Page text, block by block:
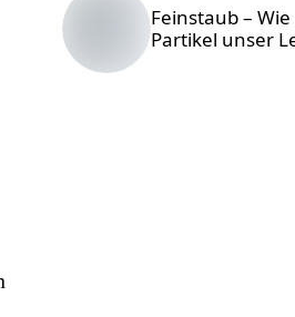
Feinstaub –
Partikel unser